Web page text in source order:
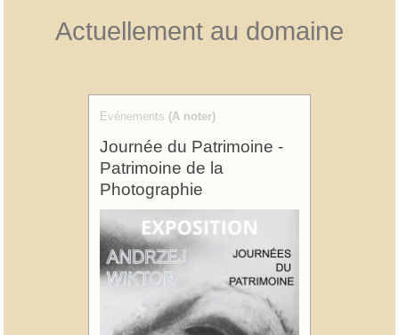
Actuellement au domaine
Evénements (A noter)
Journée du Patrimoine -
Patrimoine de la
Photographie